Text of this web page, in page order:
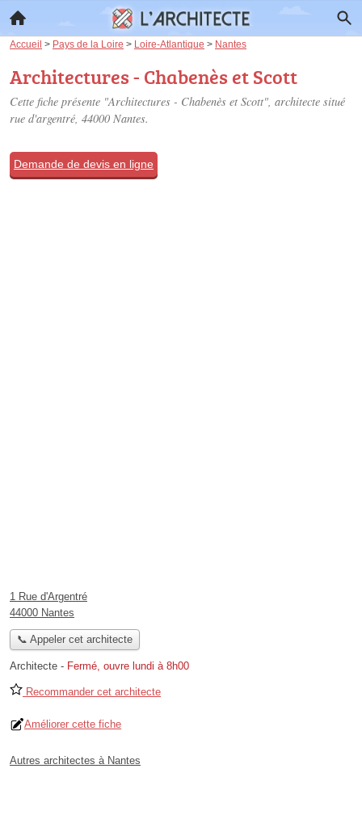
Accueil > Pays de la Loire > Loire-Atlantique > Nantes
Architectures - Chabenès et Scott
Cette fiche présente "Architectures - Chabenès et Scott", architecte situé
rue d'argentré, 44000 Nantes.
Demande de devis en ligne
1 Rue d'Argentré
44000 Nantes
📞 Appeler cet architecte
Architecte - Fermé, ouvre lundi à 8h00
Recommander cet architecte
Améliorer cette fiche
Autres architectes à Nantes